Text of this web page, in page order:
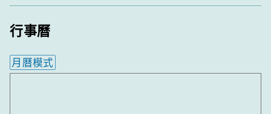
行事曆
月曆模式